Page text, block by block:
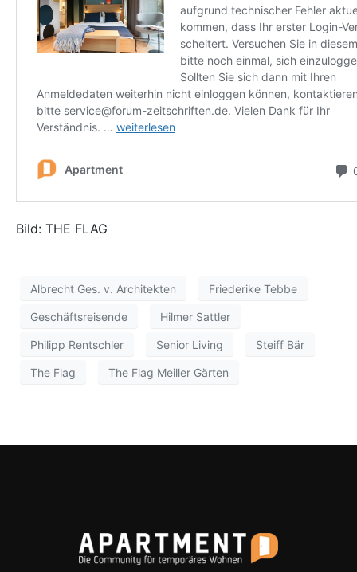
Bild: THE FLAG
Albrecht Ges. v. Architekten Friederike Tebbe
Geschäftsreisende Hilmer Sattler
Philipp Rentschler Senior Living Steiff Bär
The Flag The Flag Meiller Gärten